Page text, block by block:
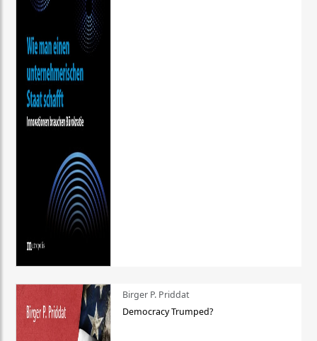
Birger P. Priddat
Democracy Trumped?